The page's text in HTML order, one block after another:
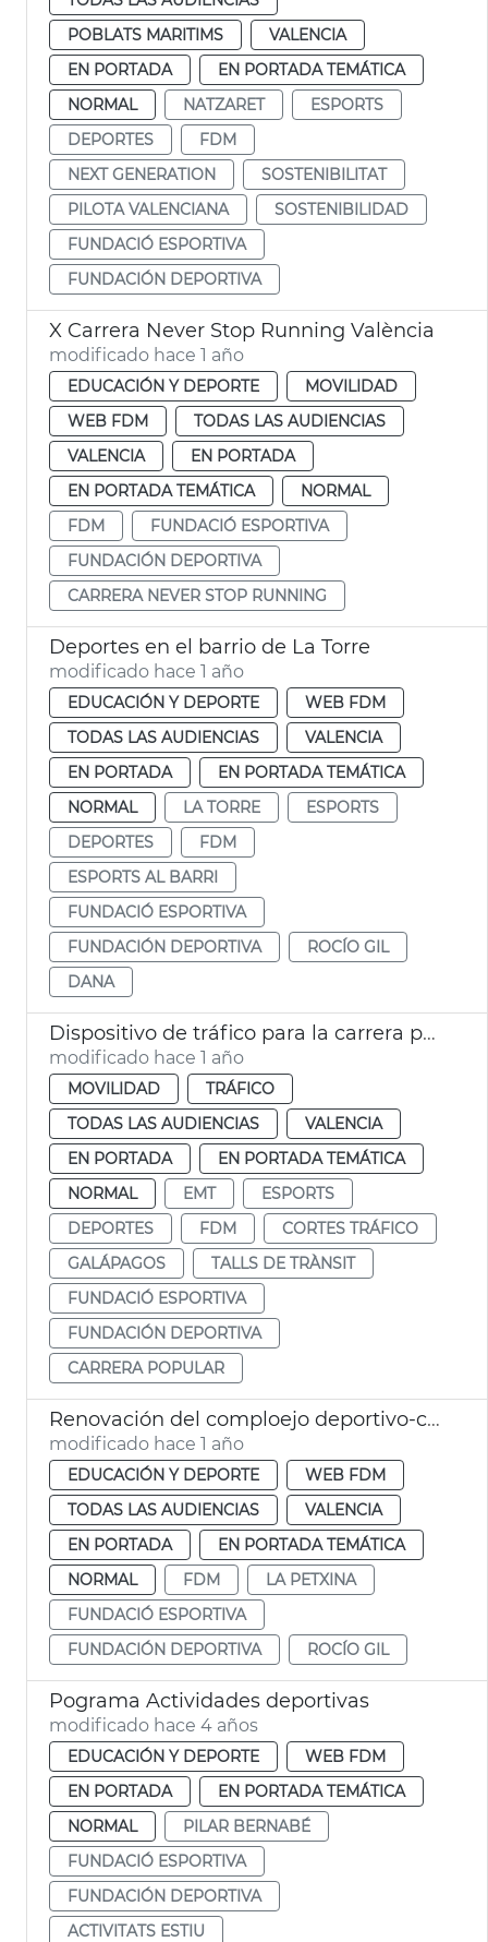
POBLATS MARITIMS
VALENCIA
EN PORTADA
EN PORTADA TEMÁTICA
NORMAL
NATZARET
ESPORTS
DEPORTES
FDM
NEXT GENERATION
SOSTENIBILITAT
PILOTA VALENCIANA
SOSTENIBILIDAD
FUNDACIÓ ESPORTIVA
FUNDACIÓN DEPORTIVA
X Carrera Never Stop Running València
modificado hace 1 año
EDUCACIÓN Y DEPORTE
MOVILIDAD
WEB FDM
TODAS LAS AUDIENCIAS
VALENCIA
EN PORTADA
EN PORTADA TEMÁTICA
NORMAL
FDM
FUNDACIÓ ESPORTIVA
FUNDACIÓN DEPORTIVA
CARRERA NEVER STOP RUNNING
Deportes en el barrio de La Torre
modificado hace 1 año
EDUCACIÓN Y DEPORTE
WEB FDM
TODAS LAS AUDIENCIAS
VALENCIA
EN PORTADA
EN PORTADA TEMÁTICA
NORMAL
LA TORRE
ESPORTS
DEPORTES
FDM
ESPORTS AL BARRI
FUNDACIÓ ESPORTIVA
FUNDACIÓN DEPORTIVA
ROCÍO GIL
DANA
Dispositivo de tráfico para la carrera popular Galápagos
modificado hace 1 año
MOVILIDAD
TRÁFICO
TODAS LAS AUDIENCIAS
VALENCIA
EN PORTADA
EN PORTADA TEMÁTICA
NORMAL
EMT
ESPORTS
DEPORTES
FDM
CORTES TRÁFICO
GALÁPAGOS
TALLS DE TRÀNSIT
FUNDACIÓ ESPORTIVA
FUNDACIÓN DEPORTIVA
CARRERA POPULAR
Renovación del comploejo deportivo-cultural La Petxina
modificado hace 1 año
EDUCACIÓN Y DEPORTE
WEB FDM
TODAS LAS AUDIENCIAS
VALENCIA
EN PORTADA
EN PORTADA TEMÁTICA
NORMAL
FDM
LA PETXINA
FUNDACIÓ ESPORTIVA
FUNDACIÓN DEPORTIVA
ROCÍO GIL
Pograma Actividades deportivas
modificado hace 4 años
EDUCACIÓN Y DEPORTE
WEB FDM
EN PORTADA
EN PORTADA TEMÁTICA
NORMAL
PILAR BERNABÉ
FUNDACIÓ ESPORTIVA
FUNDACIÓN DEPORTIVA
ACTIVITATS ESTIU